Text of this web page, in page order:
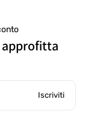
approfitta
Iscriviti